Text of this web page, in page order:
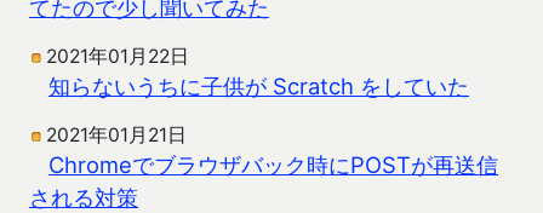
てたので少し聞いてみた
2021年01月22日
知らないうちに子供が Scratch をしていた
2021年01月21日
Chromeでブラウザバック時にPOSTが再送信
される対策